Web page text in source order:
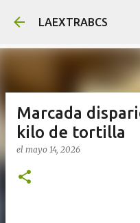
Ir al
LAEXTRABCS
Marcada
kilo de tortilla
el mayo 14, 2026